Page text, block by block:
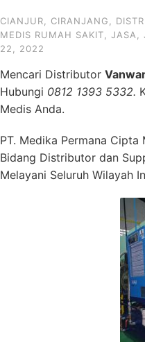
CIANJUR CIRANJANG
MEDIS RUMAH SAKIT
JASA
22, 2022
Mencari Distributor
Hubungi 0812 1393 5332.
Medis Anda.
PT. Medika Permana Cipta
Bidang Distributor dan
Melayani Seluruh Wilayah